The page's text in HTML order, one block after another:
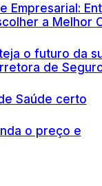
Empresarial:
a Melhor
o futuro da
de
Saúde certo
o preço e